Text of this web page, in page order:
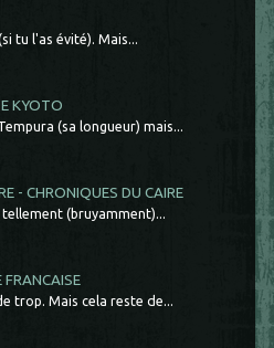
tu l'as évité). Mais...
KYOTO
(sa longueur) mais...
- CHRONIQUES DU CAIRE
(bruyamment)...
FRANCAISE
trop. Mais cela reste de...